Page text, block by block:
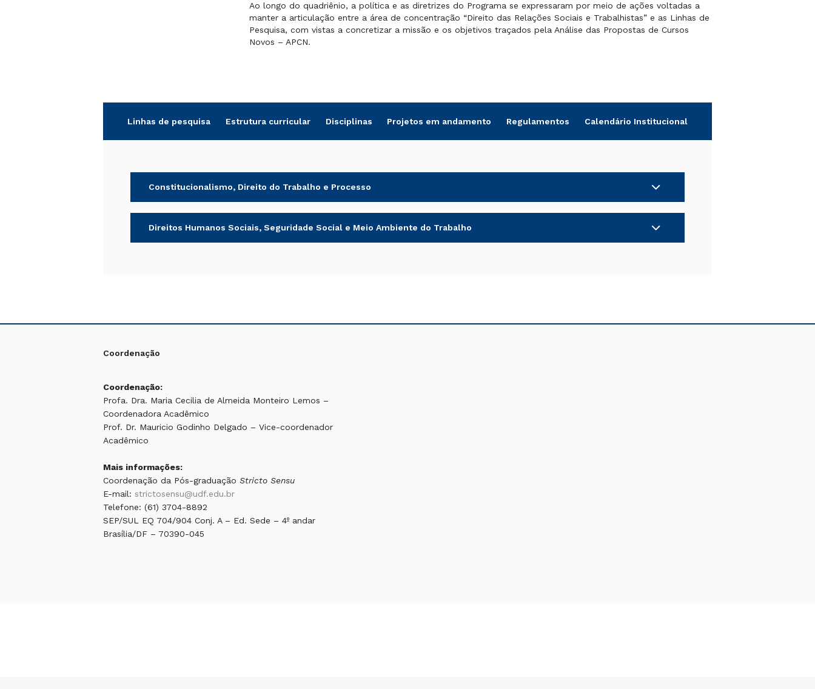
Ao longo do quadriênio, a política e as diretrizes do Programa se expressaram por meio de ações voltadas a
manter a articulação entre a área de concentração “Direito das Relações Sociais e Trabalhistas” e as Linhas de
Pesquisa, com vistas a concretizar a missão e os objetivos traçados pela Análise das Propostas de Cursos
Novos – APCN.
Linhas de pesquisa Estrutura curricular Disciplinas Projetos em andamento Regulamentos Calendário Institucional
Constitucionalismo, Direito do Trabalho e Processo
Direitos Humanos Sociais, Seguridade Social e Meio Ambiente do Trabalho
Coordenação
Coordenação:
Profa. Dra. Maria Cecilia de Almeida Monteiro Lemos –
Coordenadora Acadêmico
Prof. Dr. Mauricio Godinho Delgado – Vice-coordenador
Acadêmico
Mais informações:
Coordenação da Pós-graduação Stricto Sensu
E-mail: strictosensu@udf.edu.br
Telefone: (61) 3704-8892
SEP/SUL EQ 704/904 Conj. A – Ed. Sede – 4º andar
Brasília/DF – 70390-045